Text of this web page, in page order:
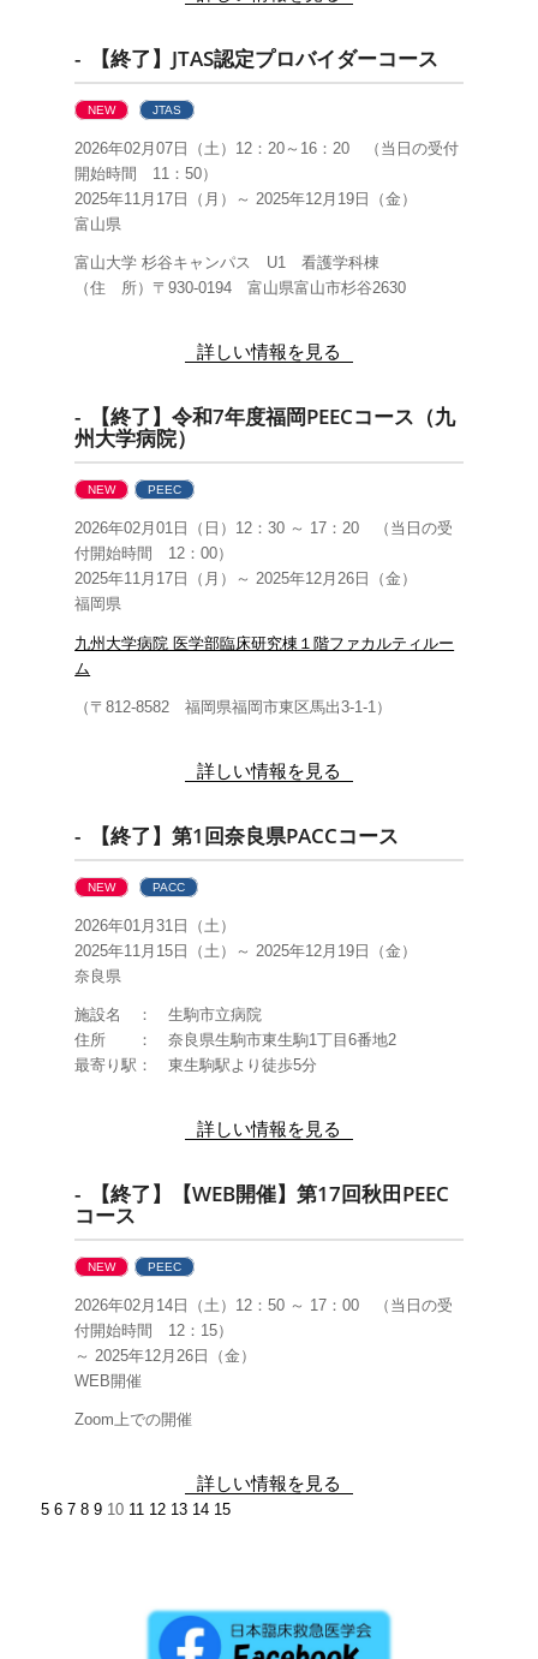
- 【終了】JTAS認定プロバイダーコース
NEW JTAS
2026年02月07日（土）12：20～16：20 （当日の受付
開始時間 11：50）
2025年11月17日（月）～ 2025年12月19日（金）
富山県
富山大学 杉谷キャンパス U1 看護学科棟
（住 所）〒930-0194 富山県富山市杉谷2630
詳しい情報を見る
- 【終了】令和7年度福岡PEECコース（九
州大学病院）
NEW PEEC
2026年02月01日（日）12：30 ～ 17：20 （当日の受
付開始時間 12：00）
2025年11月17日（月）～ 2025年12月26日（金）
福岡県
九州大学病院 医学部臨床研究棟１階ファカルティルー
ム
（ 〒812-8582 福岡県福岡市東区馬出3-1-1 ）
詳しい情報を見る
- 【終了】第1回奈良県PACCコース
NEW PACC
2026年01月31日（土）
2025年11月15日（土）～ 2025年12月19日（金）
奈良県
施設名 ： 生駒市立病院
住所 ： 奈良県生駒市東生駒1丁目6番地2
最寄り駅： 東生駒駅より徒歩5分
詳しい情報を見る
- 【終了】【WEB開催】第17回秋田PEEC
コース
NEW PEEC
2026年02月14日（土）12：50 ～ 17：00 （当日の受
付開始時間 12：15）
～ 2025年12月26日（金）
WEB開催
Zoom上での開催
詳しい情報を見る
5 6 7 8 9 10 11 12 13 14 15